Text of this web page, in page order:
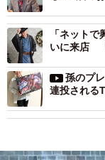
「ネット
いに来店
孫のプ
連投される